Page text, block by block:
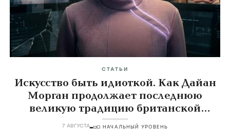
СТАТЬИ
Искусство быть идиоткой. Как Дайан
Морган продолжает последнюю
великую традицию британской
комедии
7 АВГУСТА НАЧАЛЬНЫЙ УРОВЕНЬ